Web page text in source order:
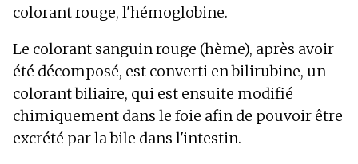
colorant rouge, l'hémoglobine.
Le colorant sanguin rouge (hème), après avoir
été décomposé, est converti en bilirubine, un
colorant biliaire, qui est ensuite modifié
chimiquement dans le foie afin de pouvoir être
excrété par la bile dans l'intestin.